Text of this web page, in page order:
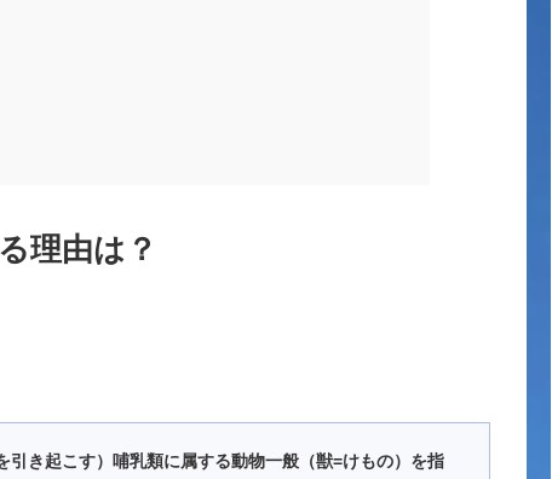
理由は？
引き起こす）哺乳類に属する動物一般（獣=けもの）を指